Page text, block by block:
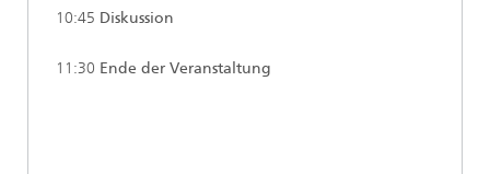
10:45 Diskussion
11:30 Ende der Veranstaltung